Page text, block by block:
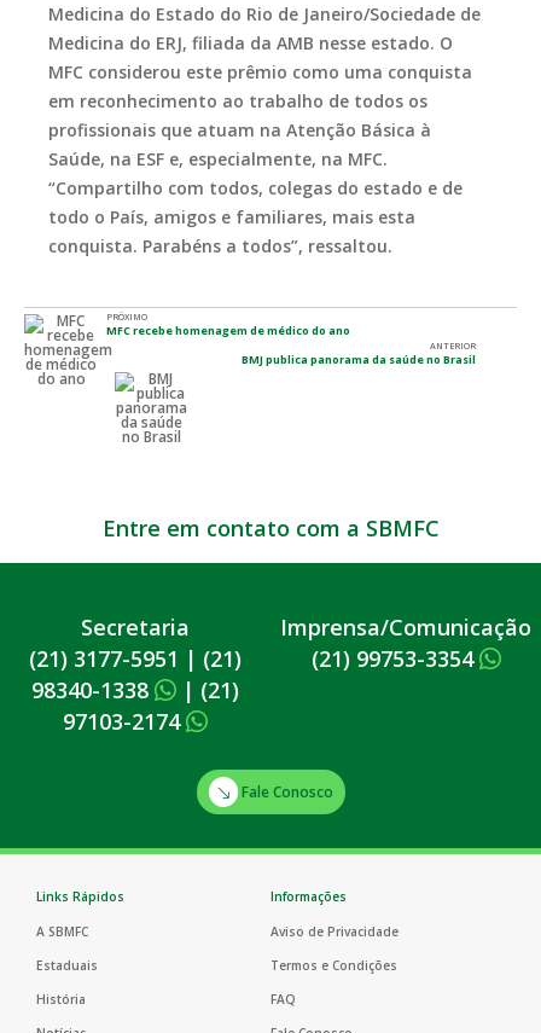
Medicina do Estado do Rio de Janeiro/Sociedade de
Medicina do ERJ, filiada da AMB nesse estado. O
MFC considerou este prêmio como uma conquista
em reconhecimento ao trabalho de todos os
profissionais que atuam na Atenção Básica à
Saúde, na ESF e, especialmente, na MFC.
“Compartilho com todos, colegas do estado e de
todo o País, amigos e familiares, mais esta
conquista. Parabéns a todos”, ressaltou.
PRÓXIMO
MFC recebe homenagem de médico do ano
ANTERIOR
BMJ publica panorama da saúde no Brasil
Entre em contato com a SBMFC
Secretaria
(21) 3177-5951 | (21)
98340-1338
| (21)
97103-2174
Imprensa/Comunicação
(21) 99753-3354
Fale Conosco
Links Rápidos
A SBMFC
Estaduais
História
Informações
Aviso de Privacidade
Termos e Condições
FAQ